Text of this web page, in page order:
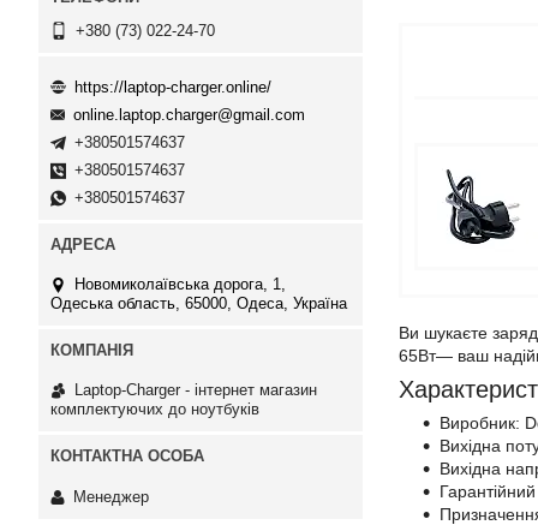
Ви шукаєте
65Вт— ваш
Виробник:
Вихідна
Вихідна
+380 (73) 022-24-70
https://laptop-charger.online/
online.laptop.charger@gmail.com
+380501574637
+380501574637
+380501574637
Новомиколаївська дорога, 1,
Одеська область, 65000, Одеса, Україна
Laptop-Charger - інтернет магазин
комплектуючих до ноутбуків
Менеджер